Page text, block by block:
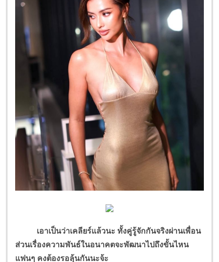
เอาเป็นว่าเคลียร์แล้วนะ ทั้งคู่รู้จักกันจริงผ่านเพื่อน
ส่วนเรื่องความพันธ์ในอนาคตจะพัฒนาไปถึงขั้นไหน
แฟนๆ คงต้องรอลุ้นกันนะจ้ะ